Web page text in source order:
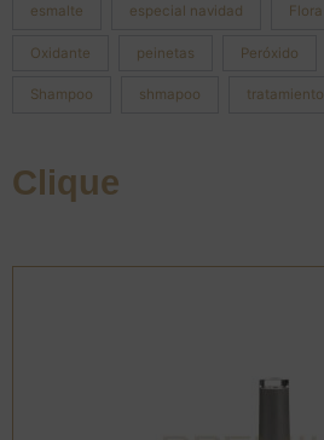
esmalte especial navidad Flora
Oxidante peinetas Peróxido
Shampoo shmapoo tratamiento
Clique